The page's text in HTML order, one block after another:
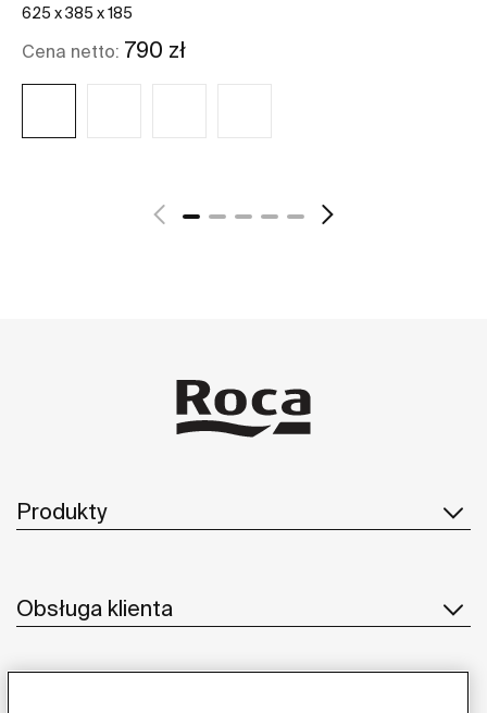
625 x 385 x 185
Cena netto: 790 zł
Zobacz więcej
Produkty
Obsługa klienta